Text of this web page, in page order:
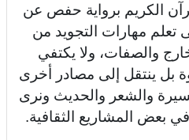
الكريم برواية حفص عن
تعلم مهارات التجويد من
والصفات، ولا يكتفي
بل ينتقل إلى مصادر أخرى
والشعر والحديث ونرى
بعض المشاريع الثقافية.